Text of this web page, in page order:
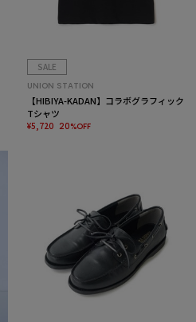
SALE
UNION STATION
【HIBIYA-KADAN】コラボグラフィック
Tシャツ
¥5,720 20%OFF